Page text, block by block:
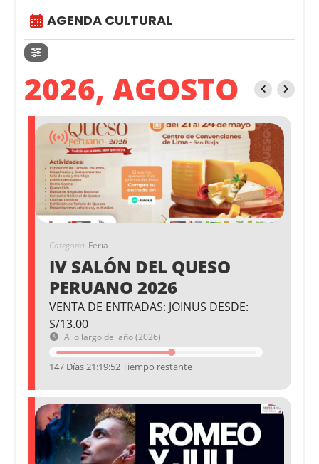
AGENDA CULTURAL
2026, AGOSTO
Categoría Feria
IV SALÓN DEL QUESO
PERUANO 2026
VENTA DE ENTRADAS: JOINUS DESDE:
S/13.00
A lo largo del año (2026)
147 Días 21:19:52 Tiempo restante